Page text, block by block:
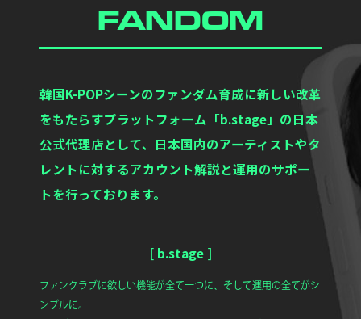
FANDOM
韓国K-POPシーンのファンダム育成に新しい改革
をもたらすプラットフォーム「b.stage」の日本
公式代理店として、日本国内のアーティストやタ
レントに対するアカウント解説と運用のサポー
トを行っております。
[ b.stage ]
ファンクラブに欲しい機能が全て一つに、そして運用の全てがシ
ンプルに。